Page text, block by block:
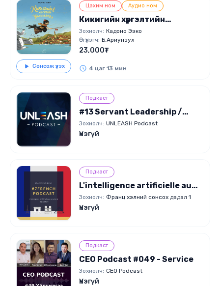
Сонсож үзэх
Цахим ном Аудио ном
Кикигийн хүргэлтийн
үйлчилгээ
Зохиолч: Кадоно Ээко
Өгүүлэгч: Б.Ариунзул
23,000₮
4 цаг 13 мин
Подкаст
#13 Servant Leadership /
Үйлчлэгч удирдагч/ Unleash
podcast 🎧
Зохиолч: UNLEASH Podcast
Үнэгүй
Подкаст
L'intelligence artificielle au
service de l'agriculture
Зохиолч: Франц хэлний сонсох дадал 1
Үнэгүй
Подкаст
CEO Podcast #049 - Service
Зохиолч: CEO Podcast
Үнэгүй